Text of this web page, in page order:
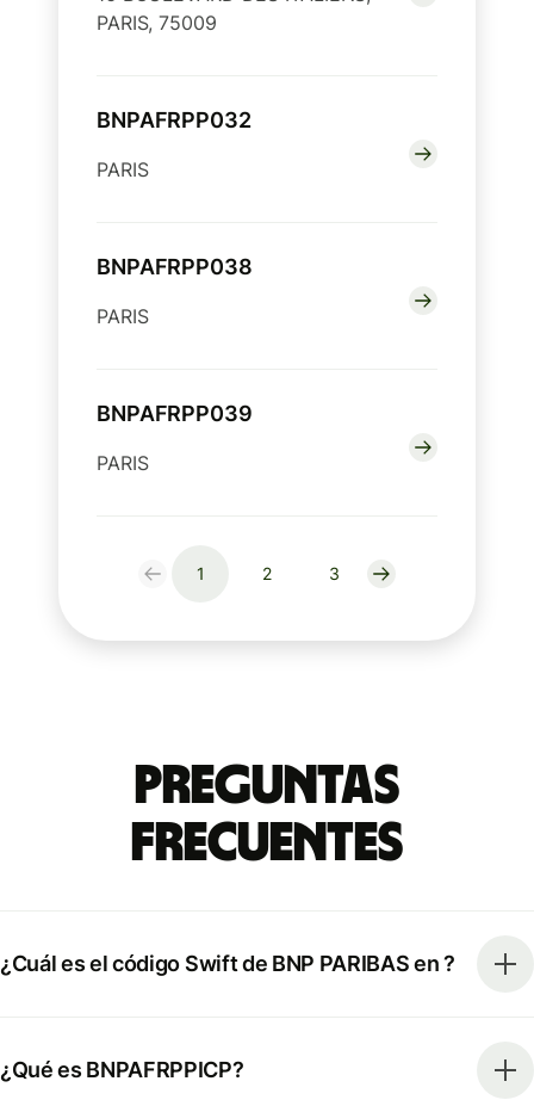
PARIS, 75009
BNPAFRPP032
PARIS
BNPAFRPP038
PARIS
BNPAFRPP039
PARIS
1 2 3
Preguntas
Frecuentes
¿Cuál es el código Swift de BNP PARIBAS en ?
¿Qué es BNPAFRPPICP?